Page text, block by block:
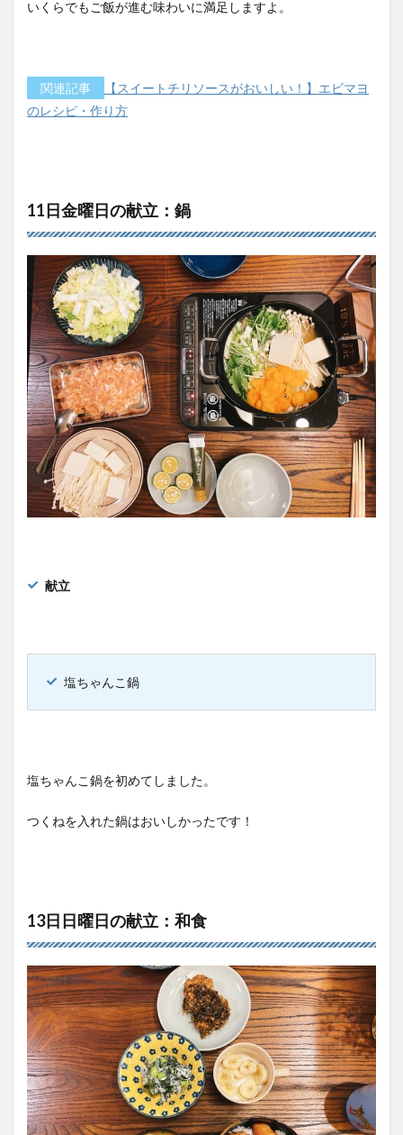
いくらでもご飯が進む味わいに満足しますよ。
関連記事
【スイートチリソースがおいしい！】エビマヨ
のレシピ・作り方
11日金曜日の献立：鍋
献立
塩ちゃんこ鍋
塩ちゃんこ鍋を初めてしました。
つくねを入れた鍋はおいしかったです！
13日日曜日の献立：和食